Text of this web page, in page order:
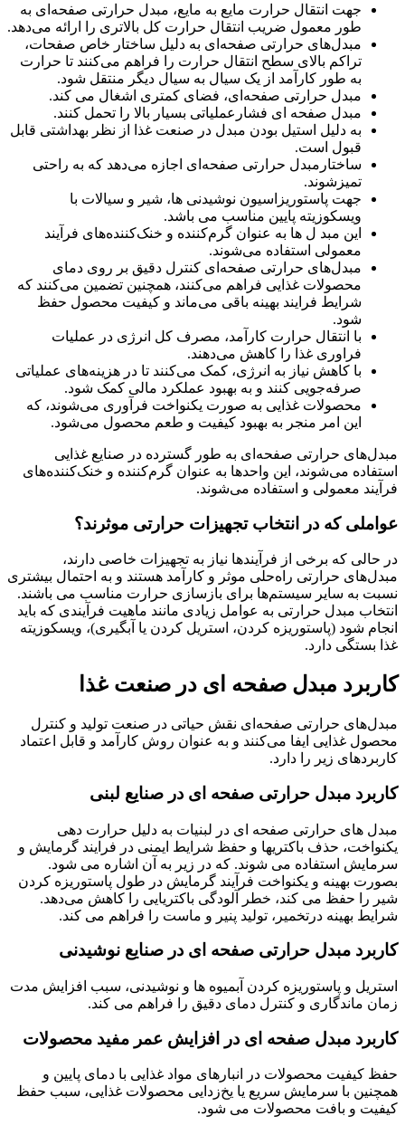
جهت انتقال حرارت مایع به مایع، مبدل حرارتی صفحه‌ای به
طور معمول ضریب انتقال حرارت کل بالاتری را ارائه می‌دهد.
مبدل‌های حرارتی صفحه‌ای به دلیل ساختار خاص صفحات،
تراکم بالای سطح انتقال حرارت را فراهم می‌کنند تا حرارت
به طور کارآمد از یک سیال به سیال دیگر منتقل شود.
مبدل حرارتی صفحه‌ای، فضای کمتری اشغال می کند.
مبدل صفحه ای فشارعملیاتی بسیار بالا را تحمل کنند.
به دلیل استیل بودن مبدل در صنعت غذا از نظر بهداشتی قابل
قبول است.
ساختارمبدل حرارتی صفحه‌ای اجازه می‌دهد که به راحتی
تمیزشوند.
جهت پاستوریزاسیون نوشیدنی ها، شیر و سیالات با
ویسکوزیته پایین مناسب می باشد.
این مبد ل ها به عنوان گرم‌کننده و خنک‌کننده‌های فرآیند
معمولی استفاده می‌شوند.
مبدل‌های حرارتی صفحه‌ای کنترل دقیق بر روی دمای
محصولات غذایی فراهم می‌کنند، همچنین تضمین می‌کنند که
شرایط فرایند بهینه باقی می‌ماند و کیفیت محصول حفظ
شود.
با انتقال حرارت کارآمد، مصرف کل انرژی در عملیات
فراوری غذا را کاهش می‌دهند.
با کاهش نیاز به انرژی، کمک می‌کنند تا در هزینه‌های عملیاتی
صرفه‌جویی کنند و به بهبود عملکرد مالی کمک شود.
محصولات غذایی به صورت یکنواخت فرآوری می‌شوند، که
این امر منجر به بهبود کیفیت و طعم محصول می‌شود.
مبدل‌های حرارتی صفحه‌ای به طور گسترده در صنایع غذایی
استفاده می‌شوند، این واحدها به عنوان گرم‌کننده و خنک‌کننده‌های
فرآیند معمولی و استفاده می‌شوند.
عواملی که در انتخاب تجهیزات حرارتی موثرند؟
در حالی که برخی از فرآیندها نیاز به تجهیزات خاصی دارند،
مبدل‌های حرارتی راه‌حلی موثر و کارآمد هستند و به احتمال بیشتری
نسبت به سایر سیستم‌ها برای بازسازی حرارت مناسب می باشند.
انتخاب مبدل حرارتی به عوامل زیادی مانند ماهیت فرآیندی که باید
انجام شود (پاستوریزه کردن، استریل کردن یا آبگیری)، ویسکوزیته
غذا بستگی دارد.
کاربرد مبدل صفحه ای در صنعت غذا
مبدل‌های حرارتی صفحه‌ای نقش حیاتی در صنعت تولید و کنترل
محصول غذایی ایفا می‌کنند و به عنوان روش‌ کارآمد و قابل اعتماد
کاربردهای زیر را دارد.
کاربرد مبدل حرارتی صفحه ای در صنایع لبنی
مبدل های حرارتی صفحه ای در لبنیات به دلیل حرارت دهی
یکنواخت، حذف باکتریها و حفظ شرایط ایمنی در فرایند گرمایش و
سرمایش استفاده می شوند. که در زیر به آن اشاره می شود.
بصورت بهینه و یکنواخت فرآیند گرمایش در طول پاستوریزه کردن
شیر را حفظ می کند، خطر آلودگی باکتریایی را کاهش می‌دهد.
شرایط بهینه درتخمیر، تولید پنیر و ماست را فراهم می کند.
کاربرد مبدل حرارتی صفحه ای در صنایع نوشیدنی
استریل و پاستوریزه کردن آبمیوه ها و نوشیدنی، سبب افزایش مدت
زمان ماندگاری و کنترل دمای دقیق را فراهم می کند.
کاربرد مبدل صفحه ای در افزایش عمر مفید محصولات
حفظ کیفیت محصولات در انبارهای مواد غذایی با دمای پایین و
همچنین با سرمایش سریع یا یخ‌زدایی محصولات غذایی، سبب حفظ
کیفیت و بافت محصولات می شود.